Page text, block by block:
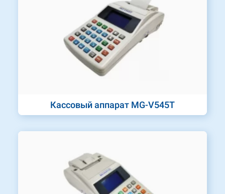
Кассовый аппарат MG-V545T